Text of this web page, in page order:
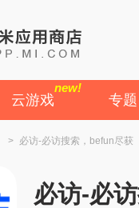
云游戏
new!
专题
> 必访-必访搜索，befun尽获
必访-必